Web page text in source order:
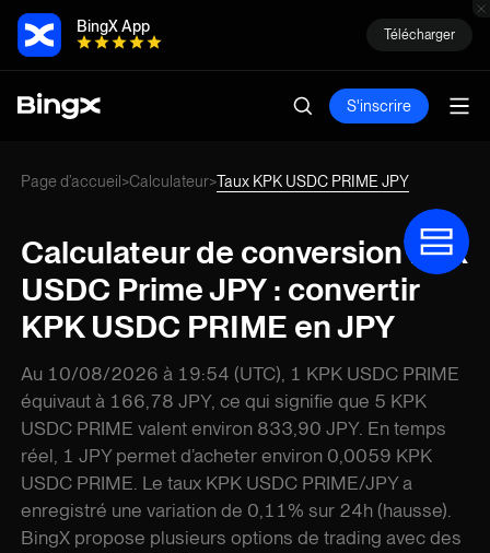
BingX App Télécharger
S'inscrire
Page d’accueil >Calculateur>Taux KPK USDC PRIME JPY
Calculateur de conversion Kpk
USDC Prime JPY : convertir
KPK USDC PRIME en JPY
Au 10/08/2026 à 19:54 (UTC), 1 KPK USDC PRIME
équivaut à 166,78 JPY, ce qui signifie que 5 KPK
USDC PRIME valent environ 833,90 JPY. En temps
réel, 1 JPY permet d’acheter environ 0,0059 KPK
USDC PRIME. Le taux KPK USDC PRIME/JPY a
enregistré une variation de 0,11% sur 24h (hausse).
BingX propose plusieurs options de trading avec des